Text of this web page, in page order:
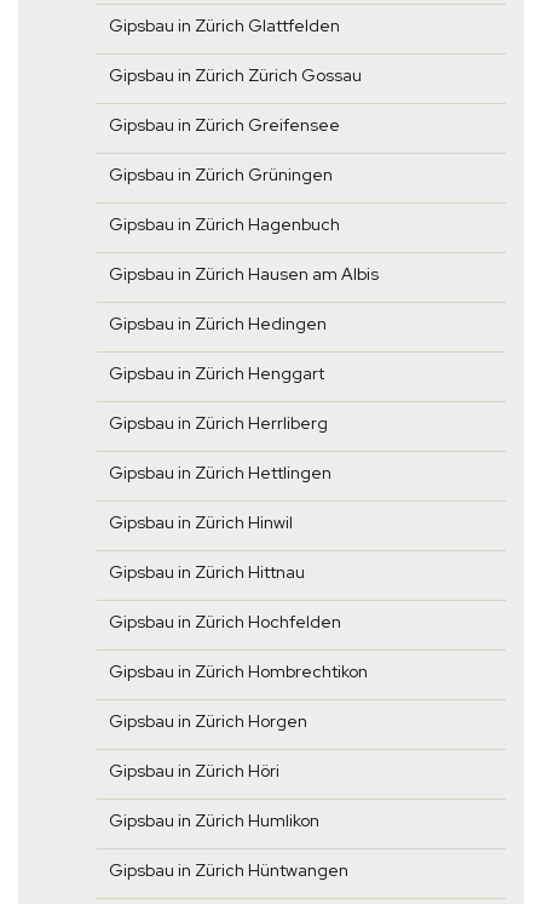
Gipsbau in Zürich Glattfelden
Gipsbau in Zürich Zürich Gossau
Gipsbau in Zürich Greifensee
Gipsbau in Zürich Grüningen
Gipsbau in Zürich Hagenbuch
Gipsbau in Zürich Hausen am Albis
Gipsbau in Zürich Hedingen
Gipsbau in Zürich Henggart
Gipsbau in Zürich Herrliberg
Gipsbau in Zürich Hettlingen
Gipsbau in Zürich Hinwil
Gipsbau in Zürich Hittnau
Gipsbau in Zürich Hochfelden
Gipsbau in Zürich Hombrechtikon
Gipsbau in Zürich Horgen
Gipsbau in Zürich Höri
Gipsbau in Zürich Humlikon
Gipsbau in Zürich Hüntwangen